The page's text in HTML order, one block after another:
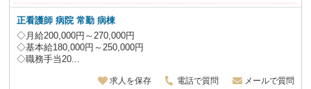
正看護師 病院 常勤 病棟
◇月給200,000円～270,000円
◇基本給180,000円～250,000円
◇職務手当20...
求人を保存 電話で質問 メールで質問